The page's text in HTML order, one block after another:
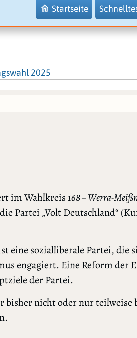
Startseite
2025
im Wahlkreis168 – Werra-
Partei „Volt Deutschland“
eine sozialliberale Partei, die
engagiert. Eine Reform der
der Partei.
bisher nicht oder nur teilweise